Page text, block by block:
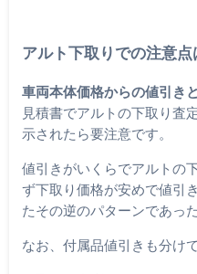
アルト下取りでの注意点
車両本体価格からの値引き
見積書でアルトの下取り査
示されたら要注意です。
値引きがいくらでアルトの
ず下取り価格が安めで値引
たその逆のパターンであっ
なお、付属品値引きも分け